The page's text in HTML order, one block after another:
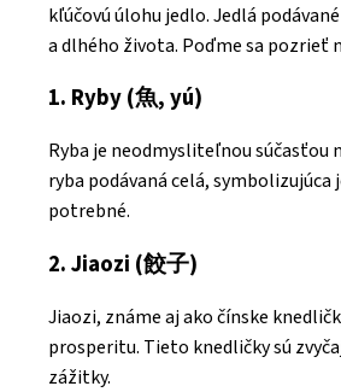
kľúčovú úlohu jedlo. Jedlá
a dlhého života. Poďme sa pozrieť
1. Ryby (魚, yú)
Ryba je neodmysliteľnou
ryba podávaná celá,
potrebné.
2. Jiaozi (餃子)
Jiaozi, známe aj ako čínske
prosperitu. Tieto knedličky sú
zážitky.